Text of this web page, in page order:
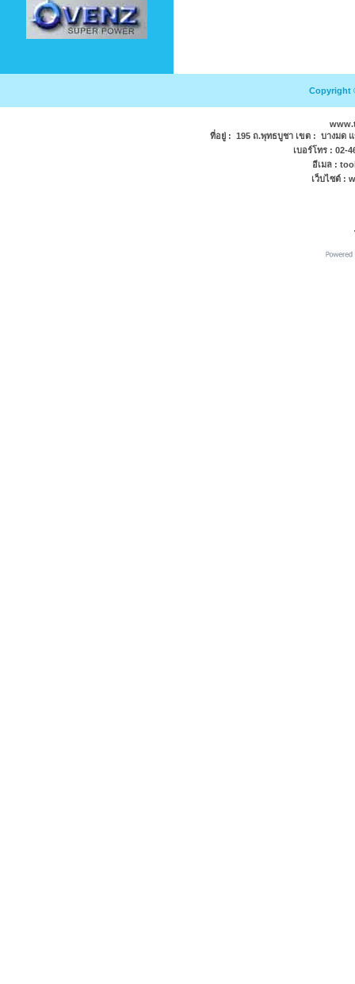
Copyright
ที่อยู่ : 195 ถ.พุทธบูชา เขต : บางมด
เบอร์โทร : 02-
อีเมล :
เว็บไซต์ :